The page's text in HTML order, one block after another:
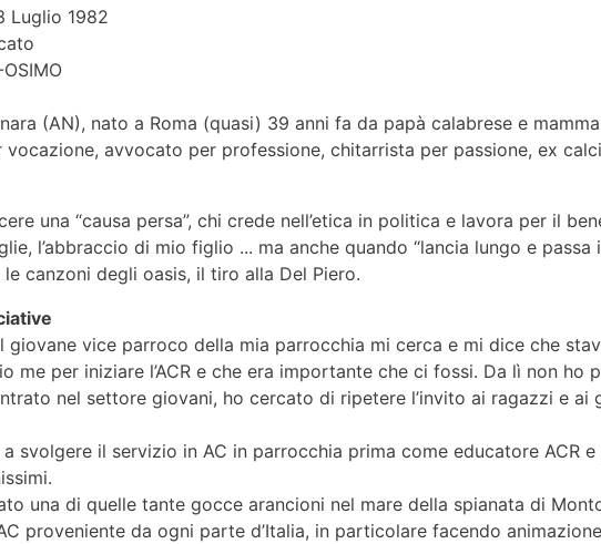
Luglio 1982
(AN), nato a Roma (quasi) 39 anni fa da papà calabrese e
vocazione, avvocato per professione, chitarrista per passione, ex
una “causa persa”, chi crede nell’etica in politica e lavora per il
l’abbraccio di mio figlio ... ma anche quando “lancia lungo e passa
canzoni degli oasis, il tiro alla Del Piero.
giovane vice parroco della mia parrocchia mi cerca e mi dice che
me per iniziare l’ACR e che era importante che ci fossi. Da lì non ho
nel settore giovani, ho cercato di ripetere l’invito ai ragazzi e ai
svolgere il servizio in AC in parrocchia prima come educatore ACR
una di quelle tante gocce arancioni nel mare della spianata di
proveniente da ogni parte d’Italia, in particolare facendo